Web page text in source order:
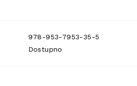
978-953-7953-35-5
Dostupno